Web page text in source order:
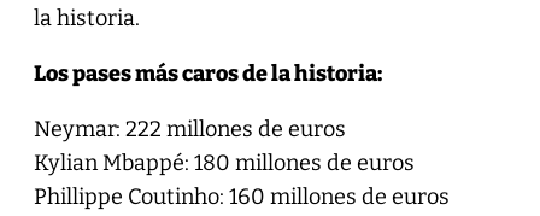
la historia.
Los pases más caros de la historia:
Neymar: 222 millones de euros
Kylian Mbappé: 180 millones de euros
Phillippe Coutinho: 160 millones de euros